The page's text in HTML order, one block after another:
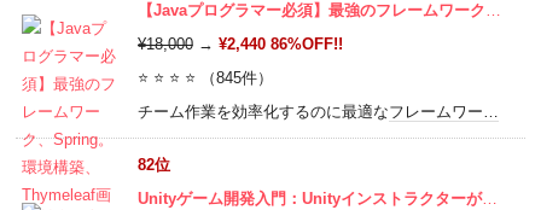
【Javaプログラマー必須】最強のフレームワーク、Spring。環境構築、Thymeleaf画面作成、依存性の注入まで。
¥18,000→ ¥2,440 86%OFF!!
⭐ ⭐ ⭐ ⭐ （845件）
チーム作業を効率化するのに最適なフレームワーク
82位
Unityゲーム開発入門：Unityインストラクターが教えるマリオ風2Dアクションゲームを作成する方法【スタジオしまづ】